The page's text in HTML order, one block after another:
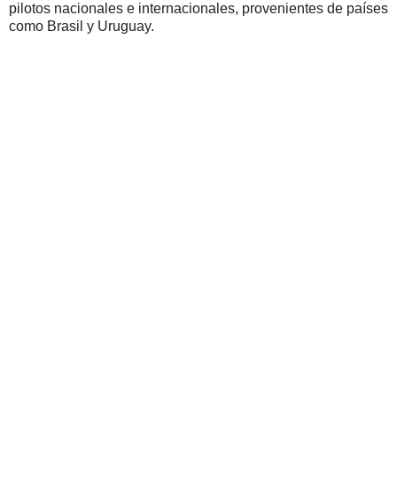
pilotos nacionales e internacionales, provenientes de países
como Brasil y Uruguay.